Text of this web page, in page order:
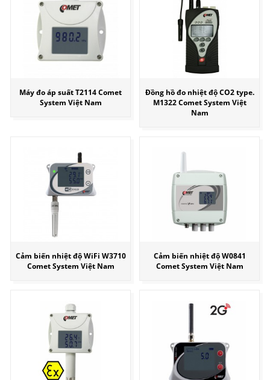
Máy đo áp suất T2114 Comet
System Việt Nam
Đồng hồ đo nhiệt độ CO2 type.
M1322 Comet System Việt
Nam
Cảm biến nhiệt độ WiFi W3710
Comet System Việt Nam
Cảm biến nhiệt độ W0841
Comet System Việt Nam